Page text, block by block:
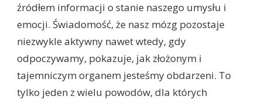
źródłem informacji o stanie naszego umysłu i
emocji. Świadomość, że nasz mózg pozostaje
niezwykle aktywny nawet wtedy, gdy
odpoczywamy, pokazuje, jak złożonym i
tajemniczym organem jesteśmy obdarzeni. To
tylko jeden z wielu powodów, dla których